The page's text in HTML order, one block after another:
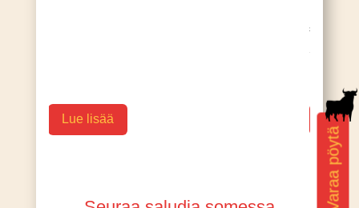
Varaa pöytä
Lue lisää
salud
Lue